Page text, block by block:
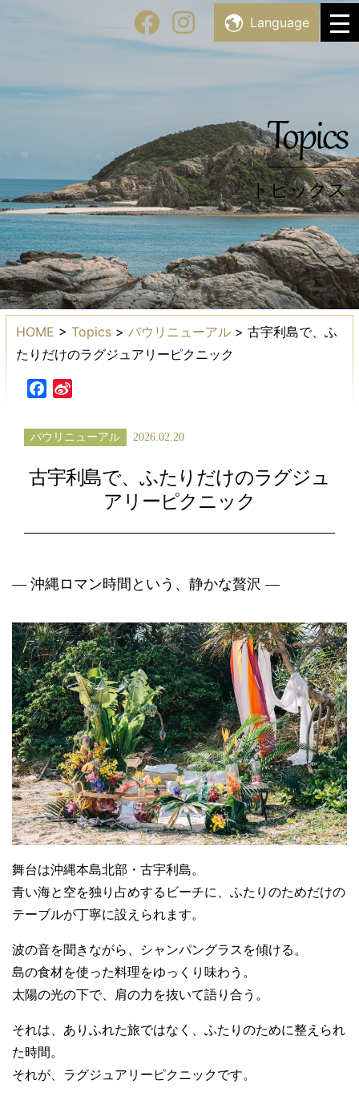
施設・スポット一覧 Language
Topics
トピックス
HOME > Topics > バウリニューアル > 古宇利島で、ふ
たりだけのラグジュアリーピクニック
Facebook
バウリニューアル 2026.02.20
古宇利島で、ふたりだけのラグジュ
アリーピクニック
― 沖縄ロマン時間という、静かな贅沢 ―
舞台は沖縄本島北部・古宇利島。
青い海と空を独り占めするビーチに、ふたりのためだけの
テーブルが丁寧に設えられます。
波の音を聞きながら、シャンパングラスを傾ける。
島の食材を使った料理をゆっくり味わう。
太陽の光の下で、肩の力を抜いて語り合う。
それは、ありふれた旅ではなく、ふたりのために整えられ
た時間。
それが、ラグジュアリーピクニックです。